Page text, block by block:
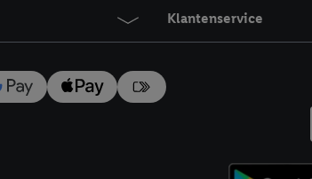
Klantenservice